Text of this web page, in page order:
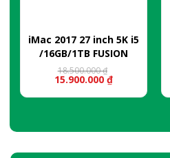
iMac 2017 27 inch 5K i5
/16GB/1TB FUSION
18.500.000₫
Giá
gốc
là:
15.900.000 ₫
Giá
hiện
tại